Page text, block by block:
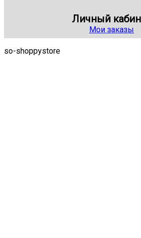
Личный
Мои заказы
so-shoppystore